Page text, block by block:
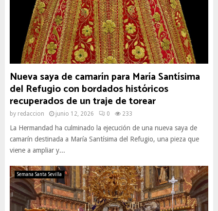
Nueva saya de camarín para María Santísima
del Refugio con bordados históricos
recuperados de un traje de torear
by redaccion junio 12, 2026 0 233
La Hermandad ha culminado la ejecución de una nueva saya de
camarín destinada a María Santísima del Refugio, una pieza que
viene a ampliar y...
Semana Santa Sevilla